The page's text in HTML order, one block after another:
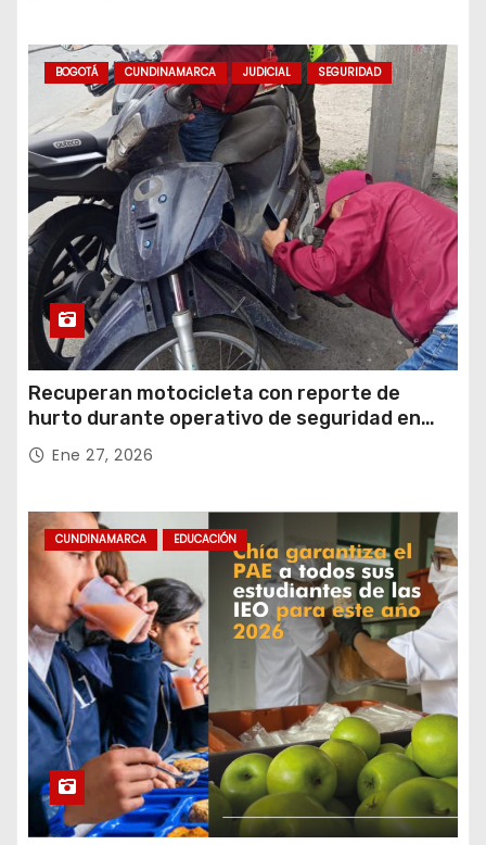
BOGOTÁ CUNDINAMARCA JUDICIAL SEGURIDAD
Recuperan motocicleta con reporte de
hurto durante operativo de seguridad en
Rafael Uribe Uribe
Ene 27, 2026
CUNDINAMARCA EDUCACIÓN